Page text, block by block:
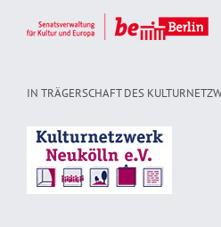
IN TRÄGERSCHAFT DES